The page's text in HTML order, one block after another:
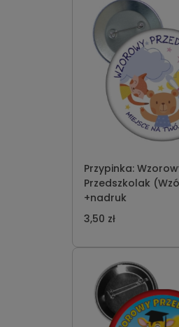
Przypinka:
Przedszkolak
+nadruk
3,50 zł